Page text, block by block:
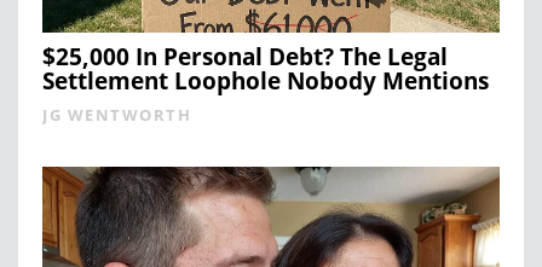
$25,000 In Personal Debt? The Legal
Settlement Loophole Nobody Mentions
JG WENTWORTH